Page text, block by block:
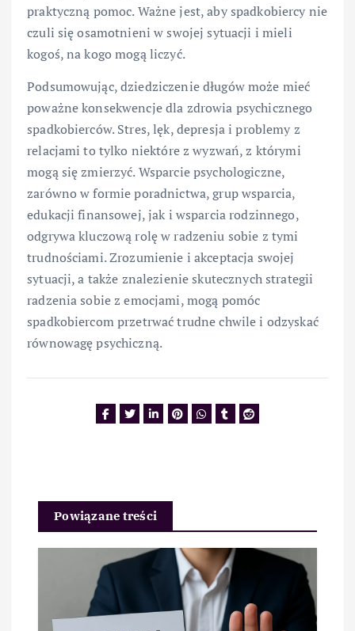
praktyczną pomoc. Ważne jest, aby spadkobiercy nie
czuli się osamotnieni w swojej sytuacji i mieli
kogoś, na kogo mogą liczyć.
Podsumowując, dziedziczenie długów może mieć
poważne konsekwencje dla zdrowia psychicznego
spadkobierców. Stres, lęk, depresja i problemy z
relacjami to tylko niektóre z wyzwań, z którymi
mogą się zmierzyć. Wsparcie psychologiczne,
zarówno w formie poradnictwa, grup wsparcia,
edukacji finansowej, jak i wsparcia rodzinnego,
odgrywa kluczową rolę w radzeniu sobie z tymi
trudnościami. Zrozumienie i akceptacja swojej
sytuacji, a także znalezienie skutecznych strategii
radzenia sobie z emocjami, mogą pomóc
spadkobiercom przetrwać trudne chwile i odzyskać
równowagę psychiczną.
Powiązane treści